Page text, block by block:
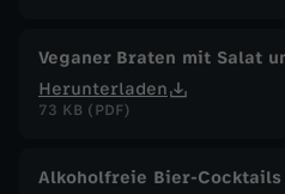
Veganer Braten mit Salat
Herunterladen
73 KB (PDF)
Alkoholfreie Bier-Cocktails